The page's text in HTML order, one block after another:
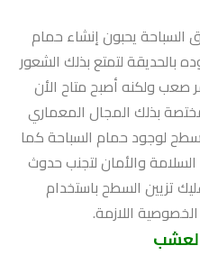
يحبون إنشاء حمام
بالحديقة لتمتع بذلك الشعور
صعب ولكنه أصبح متاح الأن
بذلك المجال المعماري
لوجود حمام السباحة كما
والأمان لتجنب حدوث
تزيين السطح باستخدام
اللازمة.